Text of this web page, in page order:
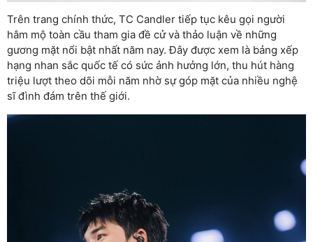
Trên trang chính thức, TC Candler tiếp tục kêu gọi người
hâm mộ toàn cầu tham gia đề cử và thảo luận về những
gương mặt nổi bật nhất năm nay. Đây được xem là bảng xếp
hạng nhan sắc quốc tế có sức ảnh hưởng lớn, thu hút hàng
triệu lượt theo dõi mỗi năm nhờ sự góp mặt của nhiều nghệ
sĩ đình đám trên thế giới.